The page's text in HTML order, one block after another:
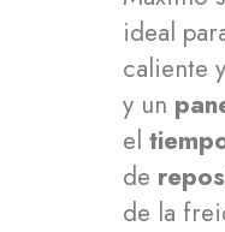
ideal
caliente
y un
el
de
de la